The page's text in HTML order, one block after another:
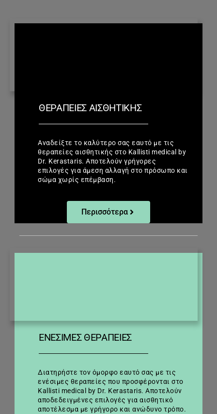
ΘΕΡΑΠΕΊΕΣ ΑΙΣΘΗΤΙΚΉΣ
Αναδείξτε το καλύτερο σας εαυτό με τις
θεραπείες αισθητικής στο Kallisti medical by
Dr. Kerastaris. Αποτελούν γρήγορες
επιλογές για άμεση αλλαγή στο πρόσωπο και
σώμα χωρίς επέμβαση.
Περισσότερα
ΕΝΈΣΙΜΕΣ ΘΕΡΑΠΕΊΕΣ
Διατηρήστε τον όμορφο εαυτό σας με τις
ενέσιμες θεραπείες που προσφέρονται στο
Kallisti medical by Dr. Kerastaris. Αποτελούν
αποδεδειγμένες επιλογές για αισθητικό
αποτέλεσμα με γρήγορο και ανώδυνο τρόπο.